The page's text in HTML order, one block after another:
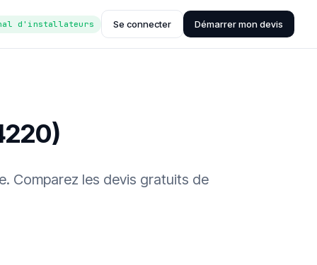
d'installateurs Se connecter Démarrer mon devis
Comparez les devis gratuits de